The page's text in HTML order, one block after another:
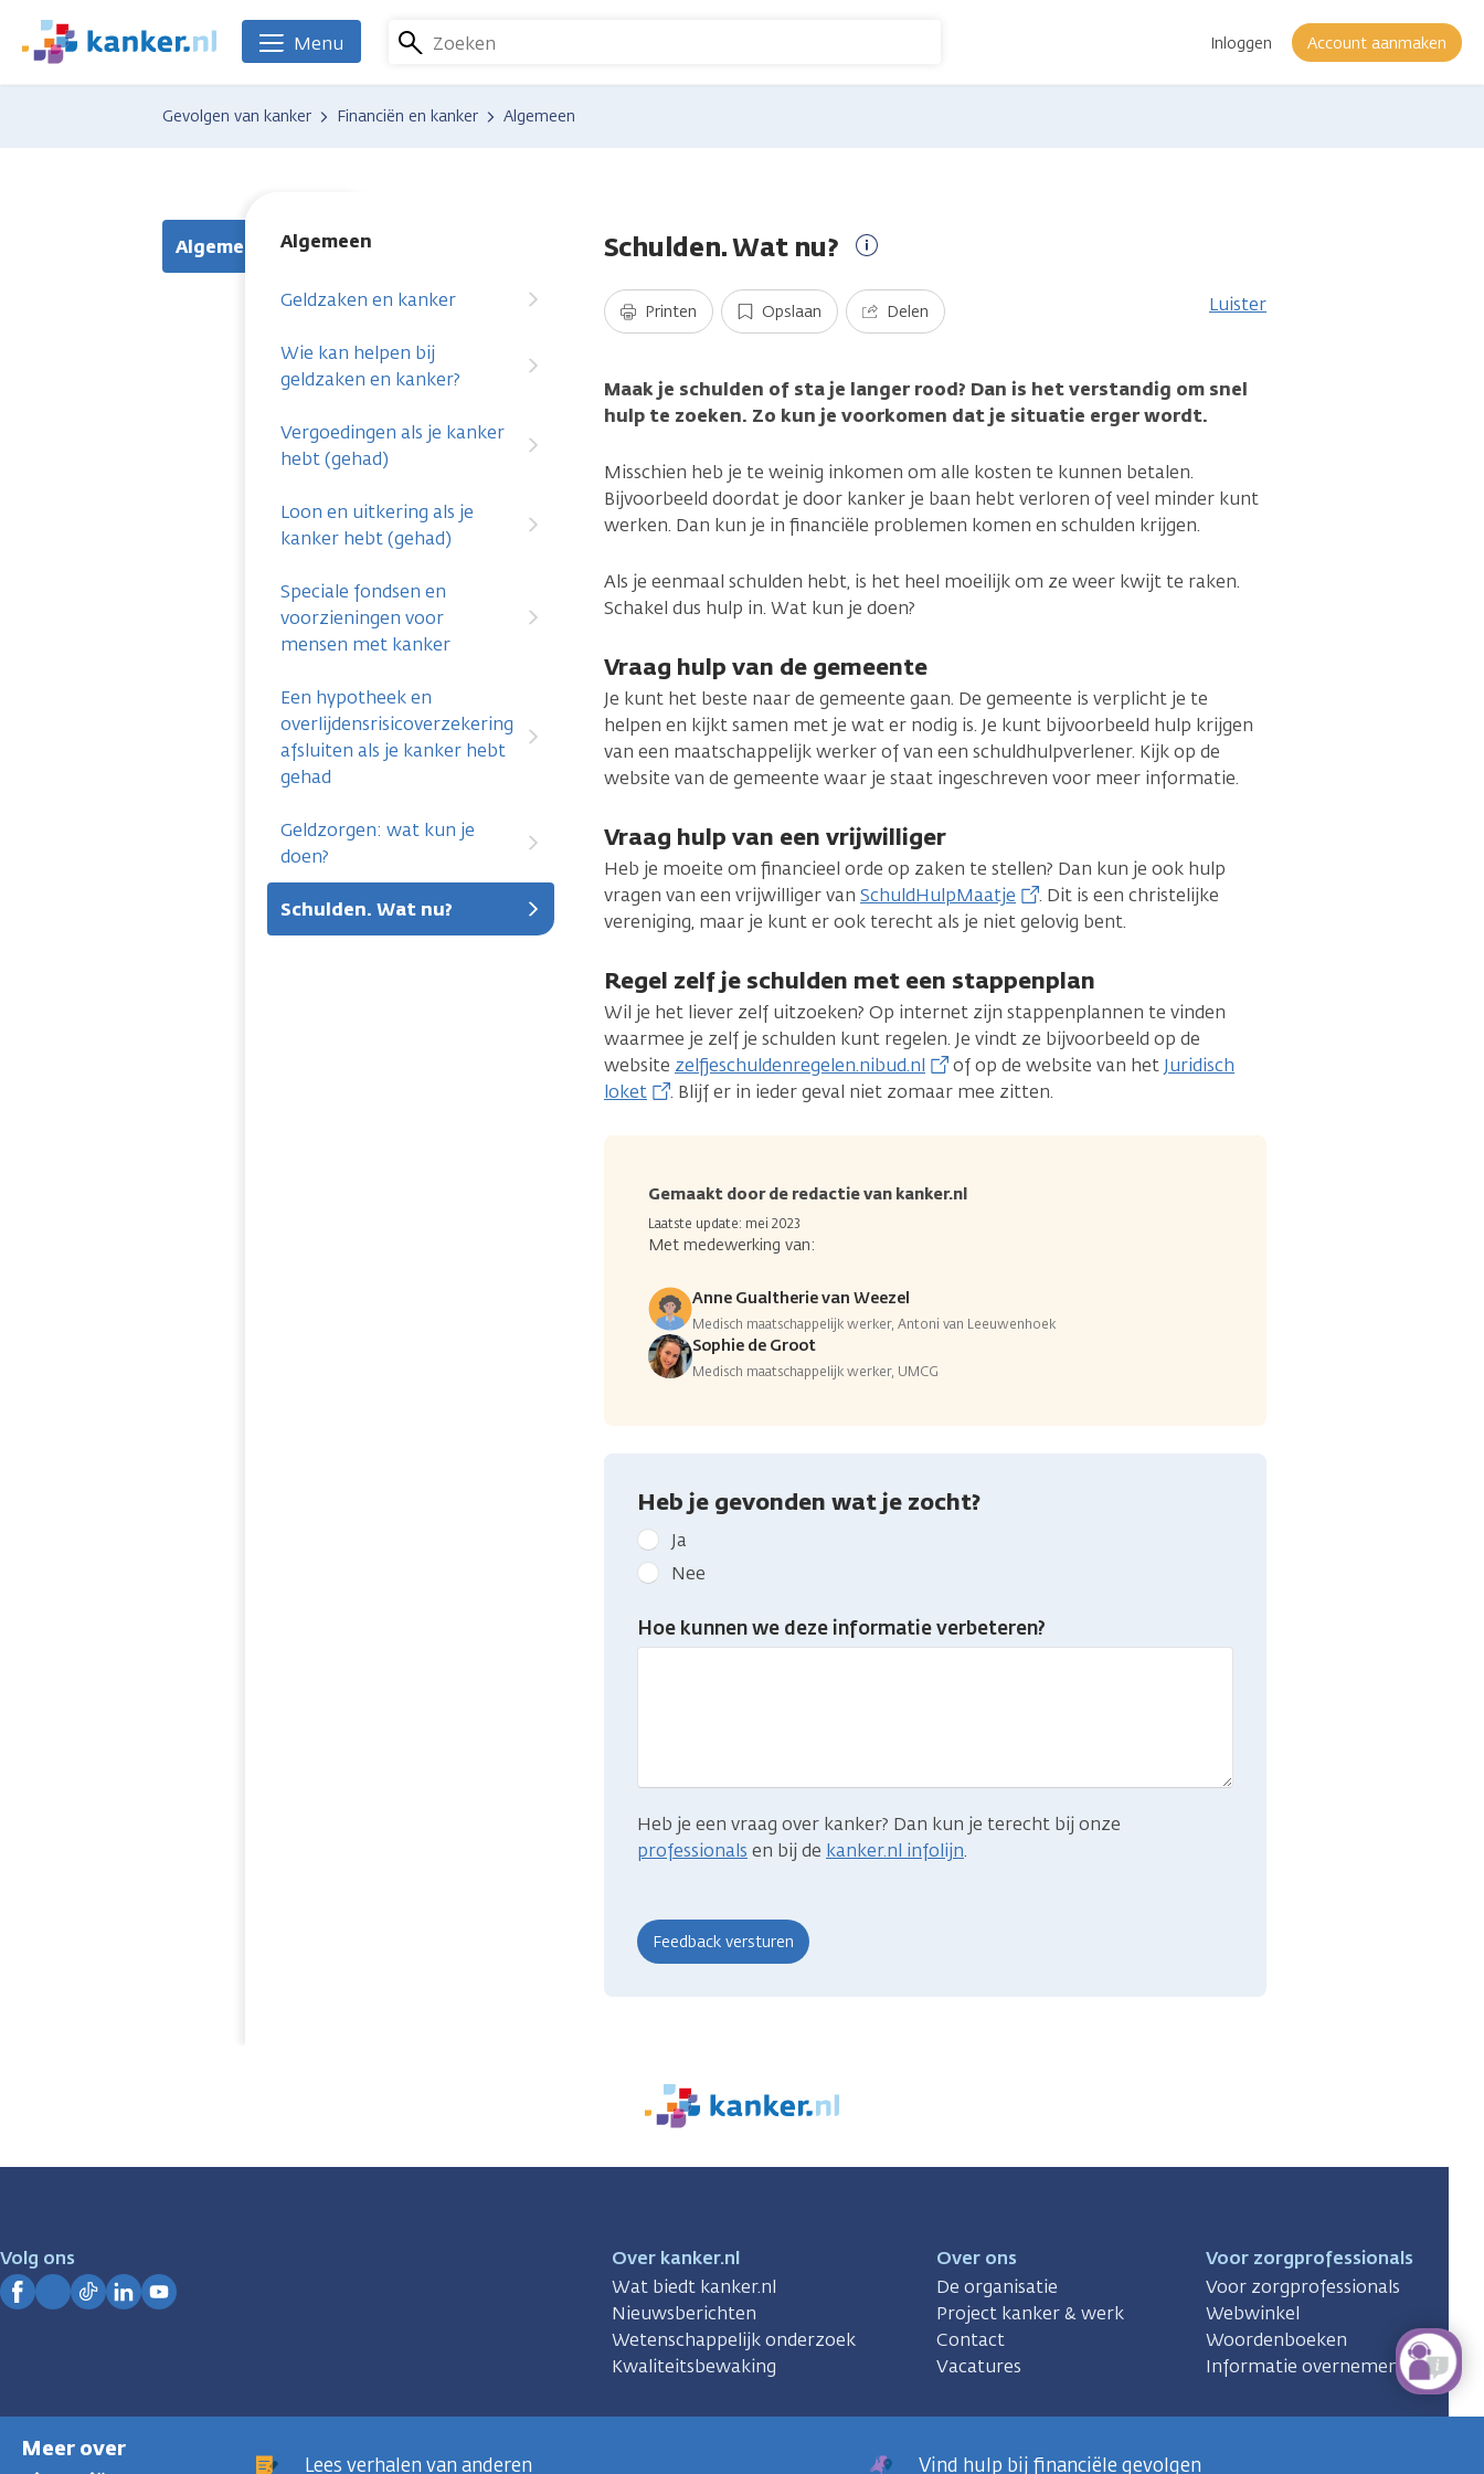
naar
We
zijn
Zoeken Inloggen Account aanmaken
Menu
Gevolgen van kanker Financiën en kanker Algemeen
Algemeen Algemeen
Geldzaken en kanker
Wie kan helpen bij
geldzaken en kanker?
Vergoedingen als je kanker
hebt (gehad)
Loon en uitkering als je
kanker hebt (gehad)
Speciale fondsen en
voorzieningen voor
mensen met kanker
Een hypotheek en
overlijdensrisicoverzekering
afsluiten als je kanker hebt
gehad
Geldzorgen: wat kun je
doen?
Schulden. Wat nu?
Schulden. Wat nu?
informatie
Printen Opslaan Delen Luister
Maak je schulden of sta je langer rood? Dan is het verstandig om snel
hulp te zoeken. Zo kun je voorkomen dat je situatie erger wordt.
Misschien heb je te weinig inkomen om alle kosten te kunnen betalen.
Bijvoorbeeld doordat je door kanker je baan hebt verloren of veel minder kunt
werken. Dan kun je in financiële problemen komen en schulden krijgen.
Als je eenmaal schulden hebt, is het heel moeilijk om ze weer kwijt te raken.
Schakel dus hulp in. Wat kun je doen?
Vraag hulp van de gemeente
Je kunt het beste naar de gemeente gaan. De gemeente is verplicht je te
helpen en kijkt samen met je wat er nodig is. Je kunt bijvoorbeeld hulp krijgen
van een maatschappelijk werker of van een schuldhulpverlener. Kijk op de
website van de gemeente waar je staat ingeschreven voor meer informatie.
Vraag hulp van een vrijwilliger
Heb je moeite om financieel orde op zaken te stellen? Dan kun je ook hulp
vragen van een vrijwilliger van SchuldHulpMaatje
. Dit is een christelijke
vereniging, maar je kunt er ook terecht als je niet gelovig bent.
Regel zelf je schulden met een stappenplan
Wil je het liever zelf uitzoeken? Op internet zijn stappenplannen te vinden
waarmee je zelf je schulden kunt regelen. Je vindt ze bijvoorbeeld op de
website zelfjeschuldenregelen.nibud.nl of op de website van het Juridisch
loket
. Blijf er in ieder geval niet zomaar mee zitten.
Gemaakt door de redactie van kanker.nl
Laatste update: mei 2023
Met medewerking van:
Anne Gualtherie van Weezel
Medisch maatschappelijk werker, Antoni van Leeuwenhoek
Sophie de Groot
Medisch maatschappelijk werker, UMCG
Meer over
Lees verhalen van anderen Vind hulp bij financiële gevolgen
Heb je gevonden wat je zocht?
Geef
kanker.nl
feedback:
Heb
je
Ja
Nee
Hoe kunnen we deze informatie verbeteren?
Heb je een vraag over kanker? Dan kun je terecht bij onze
professionals en bij de kanker.nl infolijn.
We
er
Volg ons
Over kanker.nl
Wat biedt kanker.nl
Nieuwsberichten
Wetenschappelijk onderzoek
Kwaliteitsbewaking
Over ons
De organisatie
Project kanker & werk
Contact
Vacatures
Voor zorgprofessionals
Voor zorgprofessionals
Webwinkel
Woordenboeken
Informatie overnemen